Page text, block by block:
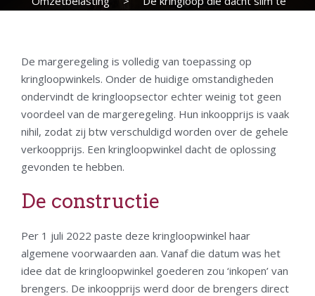
De margeregeling is volledig van toepassing op
kringloopwinkels. Onder de huidige omstandigheden
ondervindt de kringloopsector echter weinig tot geen
voordeel van de margeregeling. Hun inkoopprijs is vaak
nihil, zodat zij btw verschuldigd worden over de gehele
verkoopprijs. Een kringloopwinkel dacht de oplossing
gevonden te hebben.
De constructie
Per 1 juli 2022 paste deze kringloopwinkel haar
algemene voorwaarden aan. Vanaf die datum was het
idee dat de kringloopwinkel goederen zou ‘inkopen’ van
brengers. De inkoopprijs werd door de brengers direct